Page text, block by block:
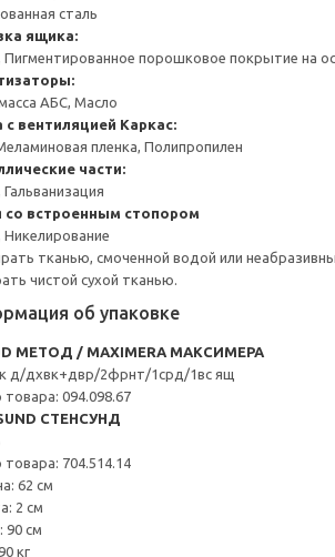
сталь
ящика:
Пигментированное порошковое покрытие на
АБС, Масло
с вентиляцией Каркас:
пленка, Полипропилен
части:
со встроенным стопором
Никелирование
тканью, смоченной водой или
чистой сухой тканью.
об упаковке
МЕТОД / MAXIMERA МАКСИМЕРА
д/дхвк+двр/2фрнт/1срд/1вс ящ
094.098.67
СТЕНСУНД
704.514.14
62 см
2 см
90 см
кг